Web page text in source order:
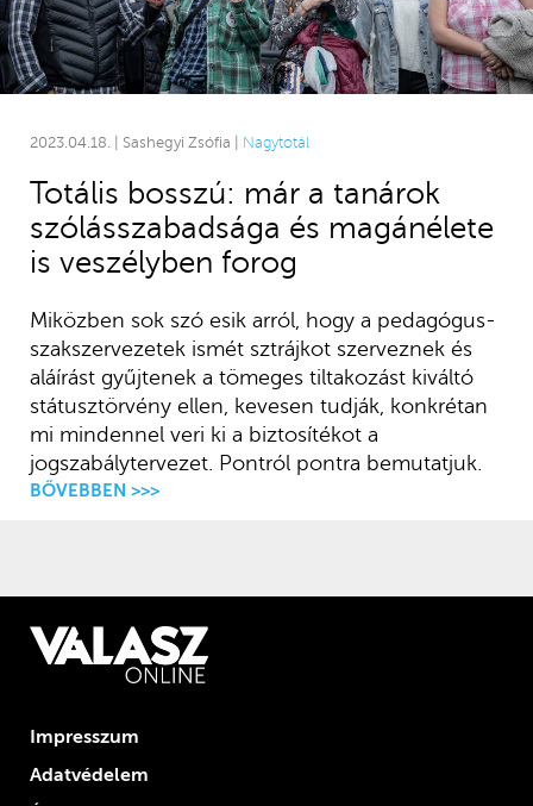
2023.04.18. | Sashegyi Zsófia | Nagytotál
Totális bosszú: már a tanárok
szólásszabadsága és magánélete
is veszélyben forog
Miközben sok szó esik arról, hogy a pedagógus-
szakszervezetek ismét sztrájkot szerveznek és
aláírást gyűjtenek a tömeges tiltakozást kiváltó
státusztörvény ellen, kevesen tudják, konkrétan
mi mindennel veri ki a biztosítékot a
jogszabálytervezet. Pontról pontra bemutatjuk.
BŐVEBBEN >>>
Impresszum
Adatvédelem